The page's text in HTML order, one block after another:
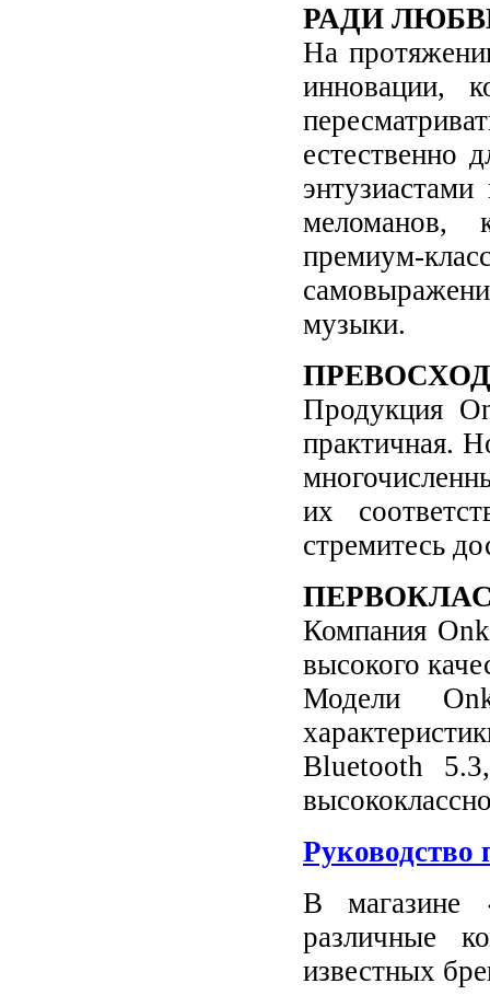
РАДИ
На
инновации,
естественно
меломанов,
премиум-
музыки.
Продукция
практичная.
их
стремитесь
Компания
высокого
Модели
Bluetooth
Руководство
В магазине
различные
известных